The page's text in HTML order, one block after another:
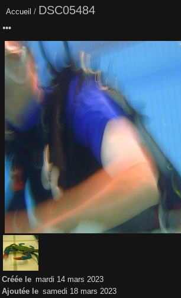
Accueil / DSC05484
Créée le mardi 14 mars 2023
Ajoutée le samedi 18 mars 2023